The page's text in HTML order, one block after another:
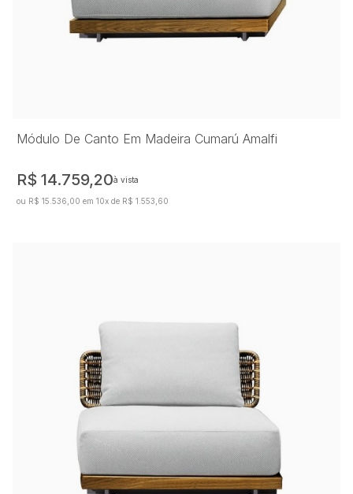
Módulo De Canto Em Madeira Cumarú Amalfi
R$ 14.759,20à vista
ou R$ 15.536,00 em 10x de R$ 1.553,60